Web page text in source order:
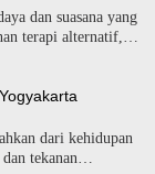
dan suasana yang
terapi alternatif,…
dari kehidupan
tekanan…